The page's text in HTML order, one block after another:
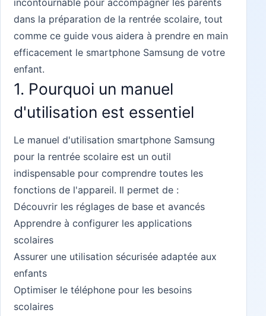
incontournable pour accompagner les parents
dans la préparation de la rentrée scolaire, tout
comme ce guide vous aidera à prendre en main
efficacement le smartphone Samsung de votre
enfant.
1. Pourquoi un manuel
d'utilisation est essentiel
Le manuel d'utilisation smartphone Samsung
pour la rentrée scolaire est un outil
indispensable pour comprendre toutes les
fonctions de l'appareil. Il permet de :
Découvrir les réglages de base et avancés
Apprendre à configurer les applications
scolaires
Assurer une utilisation sécurisée adaptée aux
enfants
Optimiser le téléphone pour les besoins
scolaires